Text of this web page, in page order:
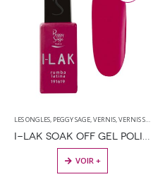
LES ONGLES, PEGGY SAGE,VERNIS,VERNIS SEMI PERMANENT
I-LAK SOAK OFF GEL POLISH RUMBA LATINA – 11ML
VOIR +